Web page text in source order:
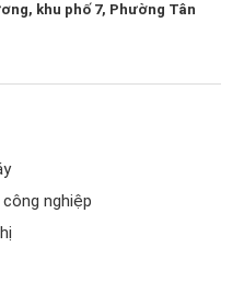
khu phố 7, Phường Tân
nghiệp